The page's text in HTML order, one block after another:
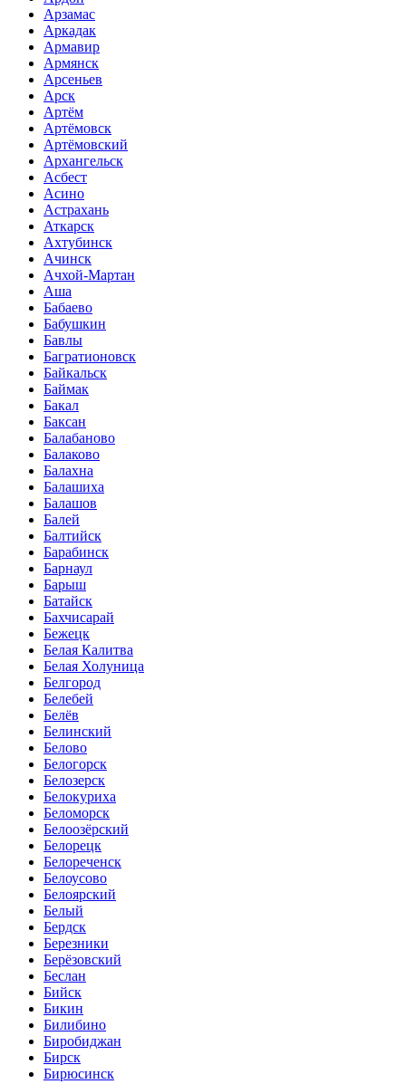
Арзамас
Аркадак
Армавир
Армянск
Арсеньев
Арск
Артём
Артёмовск
Артёмовский
Архангельск
Асбест
Асино
Астрахань
Аткарск
Ахтубинск
Ачинск
Ачхой-Мартан
Аша
Бабаево
Бабушкин
Бавлы
Багратионовск
Байкальск
Баймак
Бакал
Баксан
Балабаново
Балаково
Балахна
Балашиха
Балашов
Балей
Балтийск
Барабинск
Барнаул
Барыш
Батайск
Бахчисарай
Бежецк
Белая Калитва
Белая Холуница
Белгород
Белебей
Белёв
Белинский
Белово
Белогорск
Белозерск
Белокуриха
Беломорск
Белоозёрский
Белорецк
Белореченск
Белоусово
Белоярский
Белый
Бердск
Березники
Берёзовский
Беслан
Бийск
Бикин
Билибино
Биробиджан
Бирск
Бирюсинск